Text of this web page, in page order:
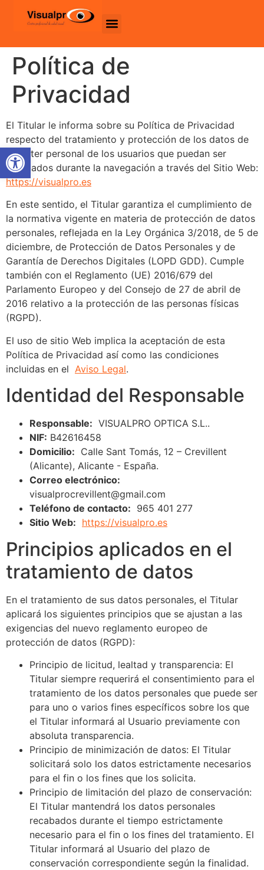
Abrir barra de herramientas
Política de
Privacidad
El Titular le informa sobre su Política de Privacidad
respecto del tratamiento y protección de los datos de
carácter personal de los usuarios que puedan ser
recabados durante la navegación a través del Sitio Web:
https://visualpro.es
En este sentido, el Titular garantiza el cumplimiento de
la normativa vigente en materia de protección de datos
personales, reflejada en la Ley Orgánica 3/2018, de 5 de
diciembre, de Protección de Datos Personales y de
Garantía de Derechos Digitales (LOPD GDD). Cumple
también con el Reglamento (UE) 2016/679 del
Parlamento Europeo y del Consejo de 27 de abril de
2016 relativo a la protección de las personas físicas
(RGPD).
El uso de sitio Web implica la aceptación de esta
Política de Privacidad así como las condiciones
incluidas en el Aviso Legal.
Identidad del Responsable
Responsable: VISUALPRO OPTICA S.L..
NIF: B42616458
Domicilio: Calle Sant Tomás, 12 – Crevillent
(Alicante), Alicante - España.
Correo electrónico:
visualprocrevillent@gmail.com
Teléfono de contacto: 965 401 277
Sitio Web: https://visualpro.es
Principios aplicados en el
tratamiento de datos
En el tratamiento de sus datos personales, el Titular
aplicará los siguientes principios que se ajustan a las
exigencias del nuevo reglamento europeo de
protección de datos (RGPD):
Principio de licitud, lealtad y transparencia: El
Titular siempre requerirá el consentimiento para el
tratamiento de los datos personales que puede ser
para uno o varios fines específicos sobre los que
el Titular informará al Usuario previamente con
absoluta transparencia.
Principio de minimización de datos: El Titular
solicitará solo los datos estrictamente necesarios
para el fin o los fines que los solicita.
Principio de limitación del plazo de conservación:
El Titular mantendrá los datos personales
recabados durante el tiempo estrictamente
necesario para el fin o los fines del tratamiento. El
Titular informará al Usuario del plazo de
conservación correspondiente según la finalidad.